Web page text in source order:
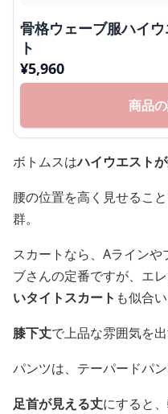
骨格ウェーブ服ハイ
ト
¥5,960
商品
ボトムスはハイウエスト
腰の位置を高く見せるこ
群。
スカートなら、Aライン
ブさんの定番ですが、エ
いタイトスカート も似合い
膝下丈で上品な雰囲気を
パンツは、テーパードパ
足首が見える丈にすると